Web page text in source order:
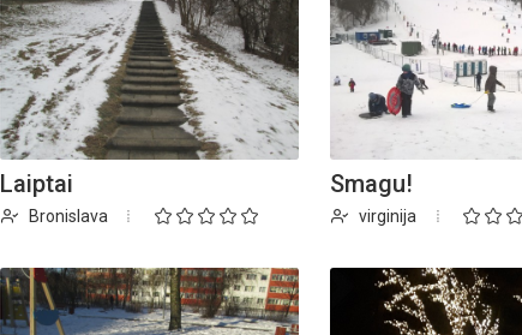
Laiptai
Bronislava
Smagu!
virginija